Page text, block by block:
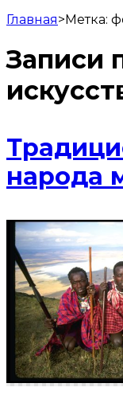
Главная>Метка:
Записи
народа